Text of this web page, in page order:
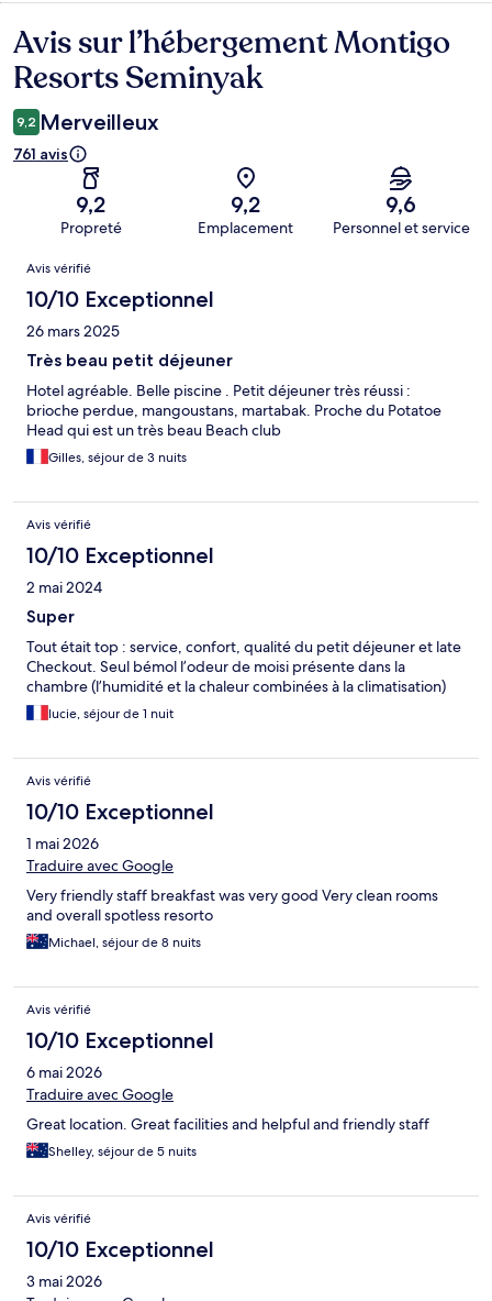
Avis
Avis sur l’hébergement Montigo
Resorts Seminyak
9,2 Merveilleux
761 avis
9,2
Propreté
9,2
Emplacement
9,6
Personnel et service
Avis
Avis vérifié
10/10 Exceptionnel
26 mars 2025
Très beau petit déjeuner
Hotel agréable. Belle piscine . Petit déjeuner très réussi :
brioche perdue, mangoustans, martabak. Proche du Potatoe
Head qui est un très beau Beach club
Gilles, séjour de 3 nuits
Avis vérifié
10/10 Exceptionnel
2 mai 2024
Super
Tout était top : service, confort, qualité du petit déjeuner et late
Checkout. Seul bémol l’odeur de moisi présente dans la
chambre (l’humidité et la chaleur combinées à la climatisation)
lucie, séjour de 1 nuit
Avis vérifié
10/10 Exceptionnel
1 mai 2026
Traduire avec Google
Very friendly staff breakfast was very good Very clean rooms
and overall spotless resorto
Michael, séjour de 8 nuits
Avis vérifié
10/10 Exceptionnel
6 mai 2026
Traduire avec Google
Great location. Great facilities and helpful and friendly staff
Shelley, séjour de 5 nuits
Avis vérifié
10/10 Exceptionnel
3 mai 2026